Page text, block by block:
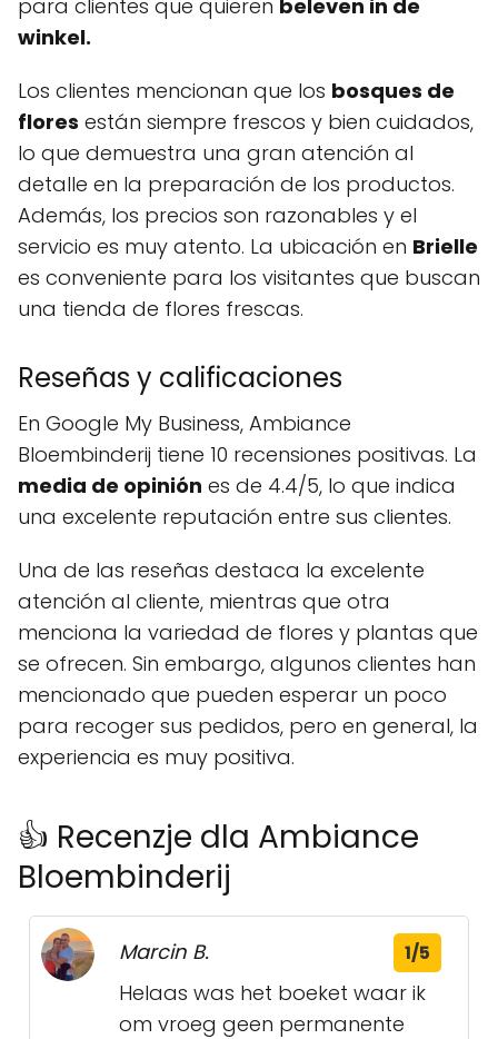
para clientes que quieren beleven in de
winkel.
Los clientes mencionan que los bosques de
flores están siempre frescos y bien cuidados,
lo que demuestra una gran atención al
detalle en la preparación de los productos.
Además, los precios son razonables y el
servicio es muy atento. La ubicación en Brielle
es conveniente para los visitantes que buscan
una tienda de flores frescas.
Reseñas y calificaciones
En Google My Business, Ambiance
Bloembinderij tiene 10 recensiones positivas. La
media de opinión es de 4.4/5, lo que indica
una excelente reputación entre sus clientes.
Una de las reseñas destaca la excelente
atención al cliente, mientras que otra
menciona la variedad de flores y plantas que
se ofrecen. Sin embargo, algunos clientes han
mencionado que pueden esperar un poco
para recoger sus pedidos, pero en general, la
experiencia es muy positiva.
👍 Recenzje dla Ambiance
Bloembinderij
Marcin B. 1/5
Helaas was het boeket waar ik
om vroeg geen permanente